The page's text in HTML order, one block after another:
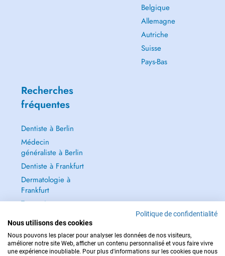
Belgique
Allemagne
Autriche
Suisse
Pays-Bas
Recherches
fréquentes
Dentiste à Berlin
Médecin
généraliste à Berlin
Dentiste à Frankfurt
Dermatologie à
Frankfurt
Tout voir →
Politique de confidentialité
Nous utilisons des cookies
Nous pouvons les placer pour analyser les données de nos visiteurs,
améliorer notre site Web, afficher un contenu personnalisé et vous faire vivre
une expérience inoubliable. Pour plus d'informations sur les cookies que nous